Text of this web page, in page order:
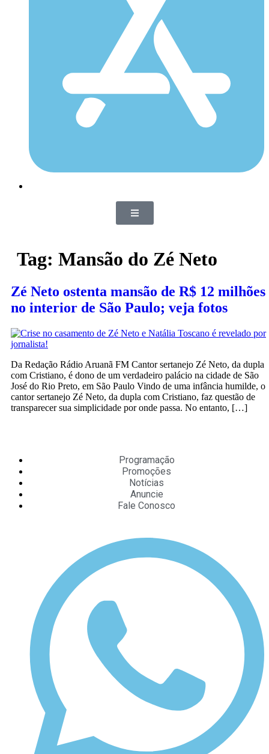
Tag: Mansão do Zé Neto
Zé Neto ostenta mansão de R$ 12 milhões
no interior de São Paulo; veja fotos
Da Redação Rádio Aruanã FM Cantor sertanejo Zé Neto, da dupla
com Cristiano, é dono de um verdadeiro palácio na cidade de São
José do Rio Preto, em São Paulo Vindo de uma infância humilde, o
cantor sertanejo Zé Neto, da dupla com Cristiano, faz questão de
transparecer sua simplicidade por onde passa. No entanto, […]
Programação
Promoções
Notícias
Anuncie
Fale Conosco